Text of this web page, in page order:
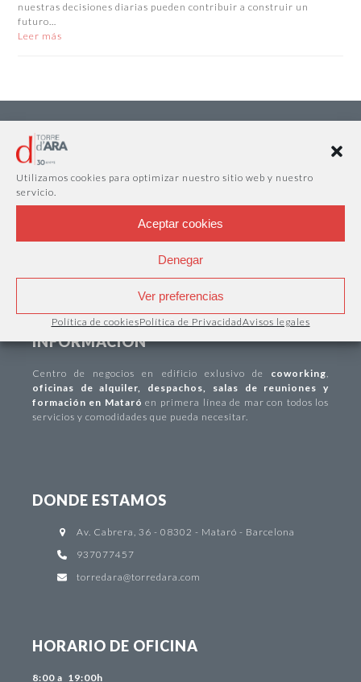
Utilizamos cookies para optimizar nuestro sitio web y nuestro
servicio.
Aceptar cookies
Denegar
Ver preferencias
Política de cookiesPolítica de PrivacidadAvisos legales
nuestras decisiones diarias pueden contribuir a construir un
futuro…
Leer más
INFORMACIÓN
Centro de negocios en edificio exlusivo de coworking,
oficinas de alquiler, despachos, salas de reuniones y
formación en Mataróen primera línea de mar con todos los
servicios y comodidades que pueda necesitar.
DONDE ESTAMOS
Av. Cabrera, 36 - 08302 - Mataró - Barcelona
937077457
torredara@torredara.com
HORARIO DE OFICINA
8:00 a 19:00h